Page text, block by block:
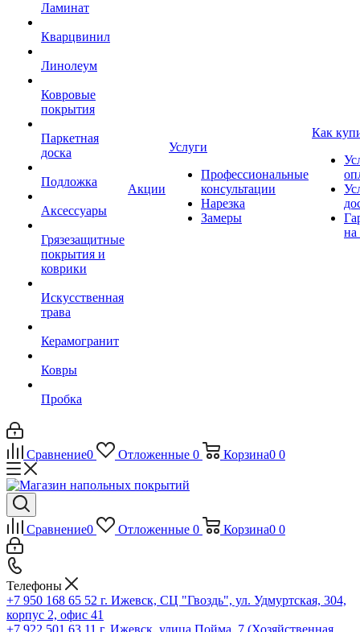
Ламинат
Кварцвинил
Линолеум
Ковровые
покрытия
Паркетная
доска
Подложка
Аксессуары
Грязезащитные
покрытия и
коврики
Искусственная
трава
Керамогранит
Ковры
Пробка
Акции
Услуги
Профессиональные
консультации
Нарезка
Замеры
Как
на
Сравнение0 Отложенные 0 Корзина0 0
Сравнение0 Отложенные 0 Корзина0 0
Телефоны
+7 950 168 65 52 г. Ижевск, СЦ "Гвоздь", ул. Удмуртская, 304,
корпус 2, офис 41
+7 922 501 63 11 г. Ижевск, улица Пойма, 7 (Хозяйственная